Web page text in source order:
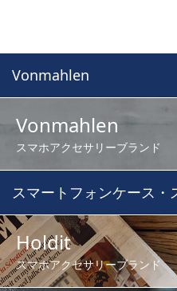
Vonmahlen
Vonmahlen
スマホアクセサリーブランド
スマートフォンケース・
Holdit
スマホアクセサリーブランド